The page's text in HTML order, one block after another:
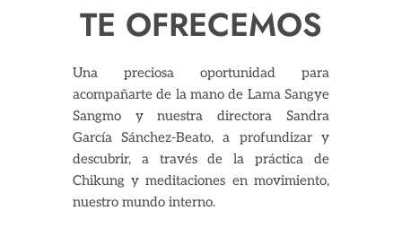
TE OFRECEMOS
Una preciosa oportunidad para
acompañarte de la mano de Lama Sangye
Sangmo y nuestra directora Sandra
García Sánchez-Beato, a profundizar y
descubrir, a través de la práctica de
Chikung y meditaciones en movimiento,
nuestro mundo interno.